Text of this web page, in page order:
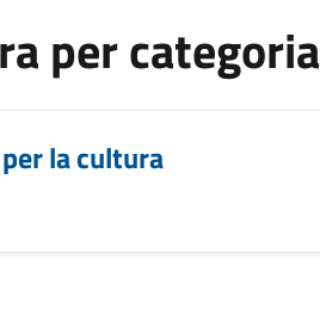
per categoria
la cultura